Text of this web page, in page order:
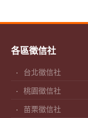
各區徵信社
台北徵信社
桃園徵信社
苗栗徵信社